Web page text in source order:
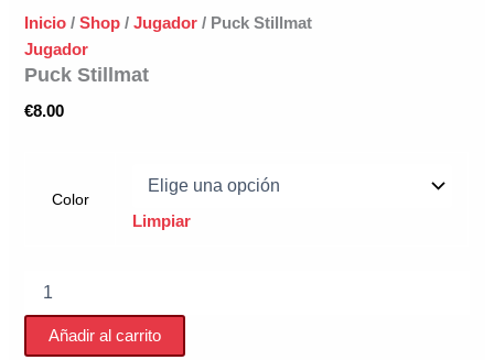
Inicio /Shop /Jugador / Puck Stillmat
Jugador
Puck Stillmat
€8.00
Color
Limpiar
Stillmat
Añadir al carrito